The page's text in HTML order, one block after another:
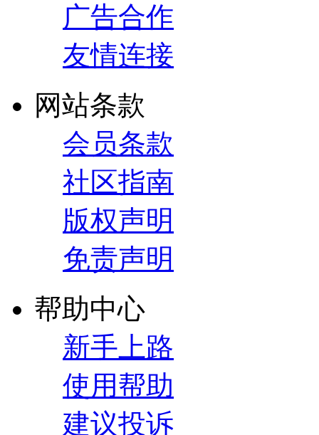
广告合作
友情连接
网站条款
会员条款
社区指南
版权声明
免责声明
帮助中心
新手上路
使用帮助
建议投诉